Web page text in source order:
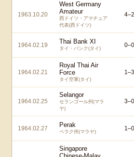
1963.10.20
West Germany
Amateur
西ドイツ・アマチュア
代表(西ドイツ)
4–2
1964.02.19 Thai Bank XI
タイ・バンク(タイ) 0–0
1964.02.21
Royal Thai Air
Force
タイ空軍(タイ)
1–3
1964.02.25
Selangor
セランゴール州(マラ
ヤ)
3–0
1964.02.27 Perak
ペラク州(マラヤ) 1–0
Singapore